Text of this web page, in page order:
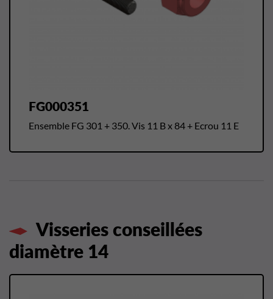
FG000351
Ensemble FG 301 + 350. Vis 11 B x 84 + Ecrou 11 E
Visseries conseillées
diamètre 14